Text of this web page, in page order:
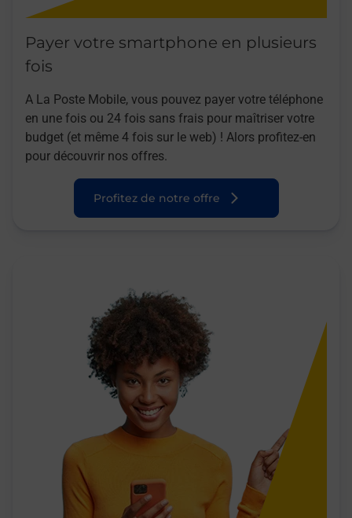
Payer votre smartphone en plusieurs
fois
A La Poste Mobile, vous pouvez payer votre téléphone
en une fois ou 24 fois sans frais pour maîtriser votre
budget (et même 4 fois sur le web) ! Alors profitez-en
pour découvrir nos offres.
Profitez de notre offre